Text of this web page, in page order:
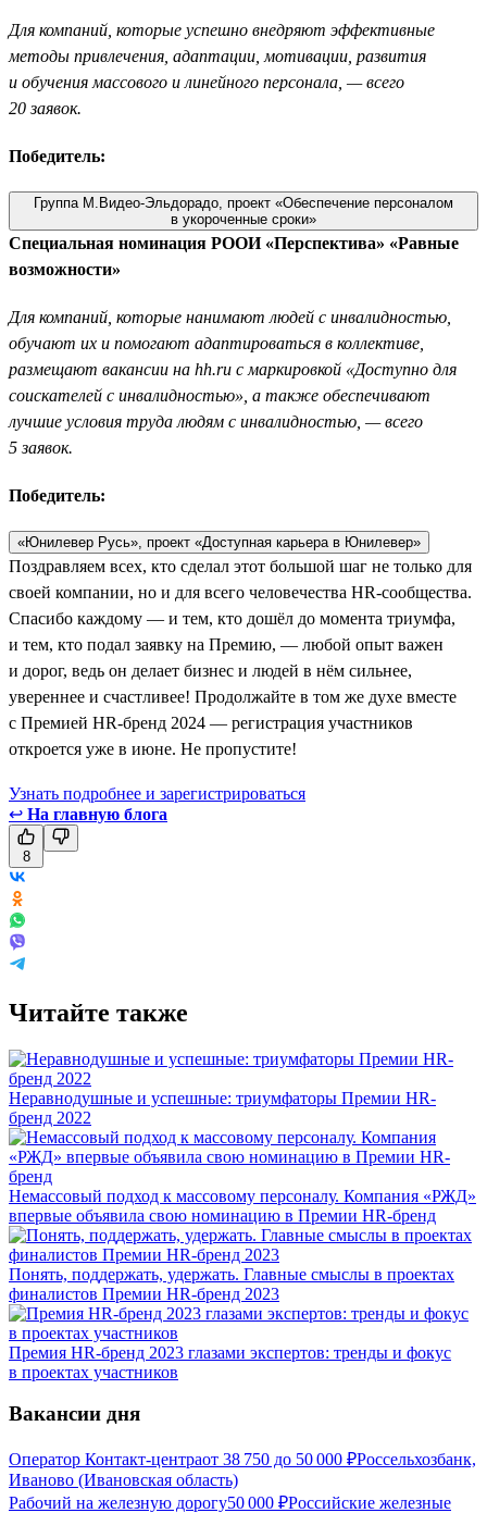
Для компаний, которые успешно внедряют эффективные
методы привлечения, адаптации, мотивации, развития
и обучения массового и линейного персонала, — всего
20 заявок.
Победитель:
Группа М.Видео-Эльдорадо, проект «Обеспечение персоналом
в укороченные сроки»
Специальная номинация РООИ «Перспектива» «Равные
возможности»
Для компаний, которые нанимают людей с инвалидностью,
обучают их и помогают адаптироваться в коллективе,
размещают вакансии на hh.ru с маркировкой «Доступно для
соискателей с инвалидностью», а также обеспечивают
лучшие условия труда людям с инвалидностью, — всего
5 заявок.
Победитель:
«Юнилевер Русь», проект «Доступная карьера в Юнилевер»
Поздравляем всех, кто сделал этот большой шаг не только для
своей компании, но и для всего человечества HR-сообщества.
Спасибо каждому — и тем, кто дошёл до момента триумфа,
и тем, кто подал заявку на Премию, — любой опыт важен
и дорог, ведь он делает бизнес и людей в нём сильнее,
увереннее и счастливее! Продолжайте в том же духе вместе
с Премией HR-бренд 2024 — регистрация участников
откроется уже в июне. Не пропустите!
Узнать подробнее и зарегистрироваться
↩ На главную блога
8
Читайте также
Неравнодушные и успешные: триумфаторы Премии HR-
бренд 2022
Немассовый подход к массовому персоналу. Компания «РЖД»
впервые объявила свою номинацию в Премии HR-бренд
Понять, поддержать, удержать. Главные смыслы в проектах
финалистов Премии HR-бренд 2023
Премия HR-бренд 2023 глазами экспертов: тренды и фокус
в проектах участников
Вакансии дня
Оператор Контакт-центраот 38 750 до 50 000 ₽Россельхозбанк,
Иваново (Ивановская область)
Рабочий на железную дорогу50 000 ₽Российские железные